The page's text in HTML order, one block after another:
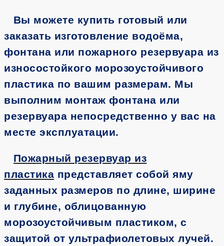
Вы можете купить готовый или
заказать изготовление водоёма,
фонтана или пожарного резервуара из
износостойкого морозоустойчивого
пластика по вашим размерам. Мы
выполним монтаж фонтана или
резервуара непосредственно у вас на
месте эксплуатации.
Пожарный резервуар из
пластика представляет собой яму
заданных размеров по длине, ширине
и глубине, облицованную
морозоустойчивым пластиком, с
защитой от ультрафиолетовых лучей.